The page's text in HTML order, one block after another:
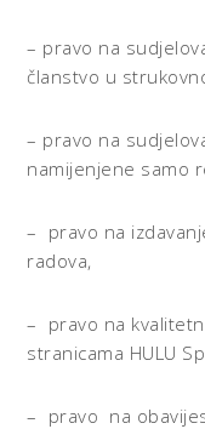
– pravo na
članstvo u
– pravo na
namijenjene samo
– pravo na
radova,
– pravo na
stranicama HULU
– pravo na